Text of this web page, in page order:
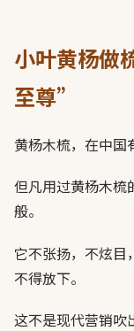
小叶黄杨做
至尊”
黄杨木梳，在中国
但凡用过黄杨木梳
般。
它不张扬，不炫
不得放下。
这不是现代营销吹